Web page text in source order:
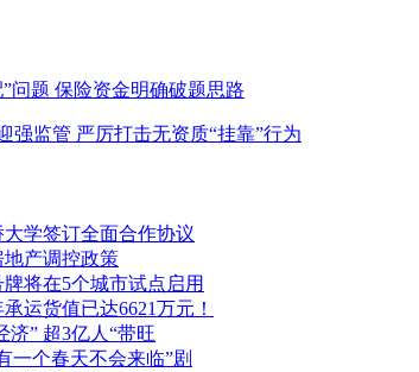
问题 保险资金明确破题思路
强监管 严厉打击无资质“挂靠”行为
学签订全面合作协议
产调控政策
将在5个城市试点启用
运货值已达6621万元！
济” 超3亿人“带旺
一个春天不会来临”剧